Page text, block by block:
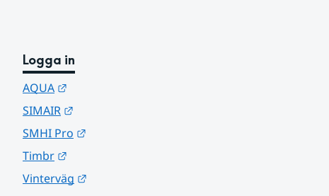
Logga in
AQUA
SIMAIR
SMHI Pro
Timbr
Vinterväg